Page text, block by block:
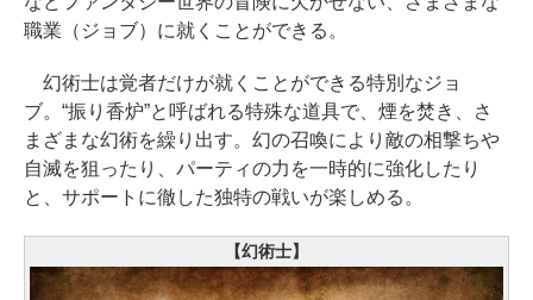
職業（ジョブ）に就くことができる。
幻術士は覚者だけが就くことができる特別なジョ
ブ。“振り香炉”と呼ばれる特殊な道具で、煙を焚き、さ
まざまな幻術を繰り出す。幻の召喚により敵の相撃ちや
自滅を狙ったり、パーティの力を一時的に強化したり
と、サポートに徹した独特の戦いが楽しめる。
【幻術士】